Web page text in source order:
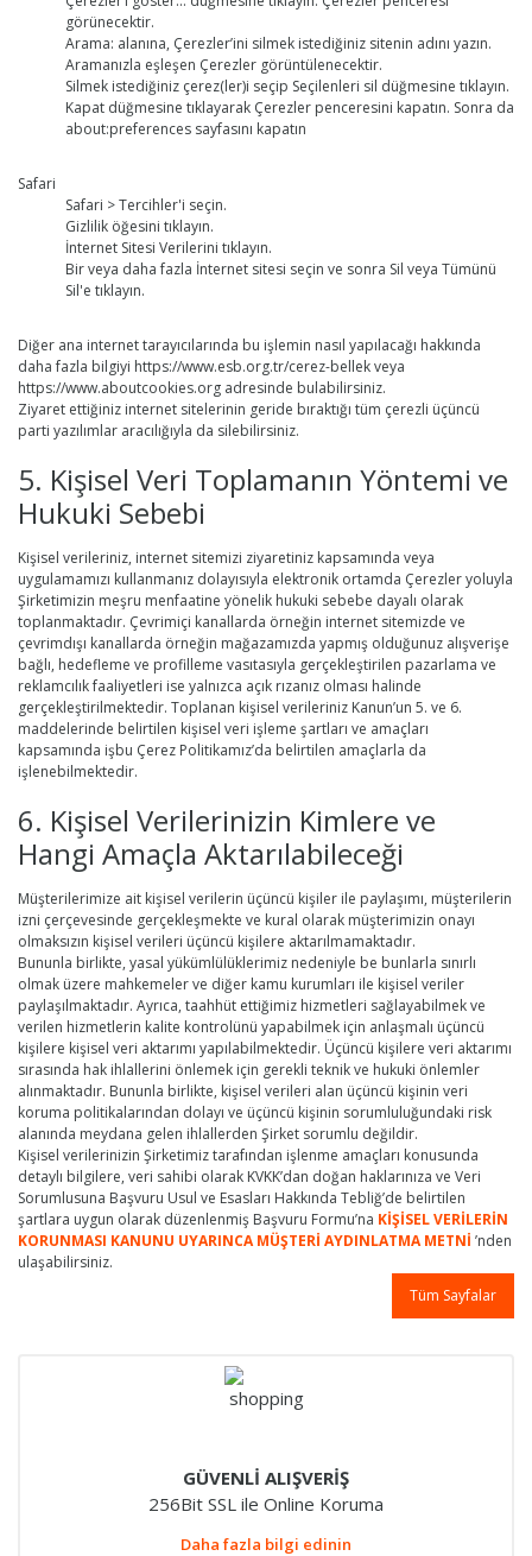
görünecektir.
Arama: alanına, Çerezler’ini silmek istediğiniz sitenin adını yazın.
Aramanızla eşleşen Çerezler görüntülenecektir.
Silmek istediğiniz çerez(ler)i seçip Seçilenleri sil düğmesine tıklayın.
Kapat düğmesine tıklayarak Çerezler penceresini kapatın. Sonra da
about:preferences sayfasını kapatın
Safari
Safari > Tercihler'i seçin.
Gizlilik öğesini tıklayın.
İnternet Sitesi Verilerini tıklayın.
Bir veya daha fazla İnternet sitesi seçin ve sonra Sil veya Tümünü
Sil'e tıklayın.
Diğer ana internet tarayıcılarında bu işlemin nasıl yapılacağı hakkında
daha fazla bilgiyi https://www.esb.org.tr/cerez-bellek veya
https://www.aboutcookies.org adresinde bulabilirsiniz.
Ziyaret ettiğiniz internet sitelerinin geride bıraktığı tüm çerezli üçüncü
parti yazılımlar aracılığıyla da silebilirsiniz.
5. Kişisel Veri Toplamanın Yöntemi ve
Hukuki Sebebi
Kişisel verileriniz, internet sitemizi ziyaretiniz kapsamında veya
uygulamamızı kullanmanız dolayısıyla elektronik ortamda Çerezler yoluyla
Şirketimizin meşru menfaatine yönelik hukuki sebebe dayalı olarak
toplanmaktadır. Çevrimiçi kanallarda örneğin internet sitemizde ve
çevrimdışı kanallarda örneğin mağazamızda yapmış olduğunuz alışverişe
bağlı, hedefleme ve profilleme vasıtasıyla gerçekleştirilen pazarlama ve
reklamcılık faaliyetleri ise yalnızca açık rızanız olması halinde
gerçekleştirilmektedir. Toplanan kişisel verileriniz Kanun’un 5. ve 6.
maddelerinde belirtilen kişisel veri işleme şartları ve amaçları
kapsamında işbu Çerez Politikamız’da belirtilen amaçlarla da
işlenebilmektedir.
6. Kişisel Verilerinizin Kimlere ve
Hangi Amaçla Aktarılabileceği
Müşterilerimize ait kişisel verilerin üçüncü kişiler ile paylaşımı, müşterilerin
izni çerçevesinde gerçekleşmekte ve kural olarak müşterimizin onayı
olmaksızın kişisel verileri üçüncü kişilere aktarılmamaktadır.
Bununla birlikte, yasal yükümlülüklerimiz nedeniyle be bunlarla sınırlı
olmak üzere mahkemeler ve diğer kamu kurumları ile kişisel veriler
paylaşılmaktadır. Ayrıca, taahhüt ettiğimiz hizmetleri sağlayabilmek ve
verilen hizmetlerin kalite kontrolünü yapabilmek için anlaşmalı üçüncü
kişilere kişisel veri aktarımı yapılabilmektedir. Üçüncü kişilere veri aktarımı
sırasında hak ihlallerini önlemek için gerekli teknik ve hukuki önlemler
alınmaktadır. Bununla birlikte, kişisel verileri alan üçüncü kişinin veri
koruma politikalarından dolayı ve üçüncü kişinin sorumluluğundaki risk
alanında meydana gelen ihlallerden Şirket sorumlu değildir.
Kişisel verilerinizin Şirketimiz tarafından işlenme amaçları konusunda
detaylı bilgilere, veri sahibi olarak KVKK’dan doğan haklarınıza ve Veri
Sorumlusuna Başvuru Usul ve Esasları Hakkında Tebliğ’de belirtilen
şartlara uygun olarak düzenlenmiş Başvuru Formu’na KİŞİSEL VERİLERİN
KORUNMASI KANUNU UYARINCA MÜŞTERİ AYDINLATMA METNİ ’nden
ulaşabilirsiniz.
Tüm Sayfalar
GÜVENLİ ALIŞVERİŞ
256Bit SSL ile Online Koruma
Daha fazla bilgi edinin